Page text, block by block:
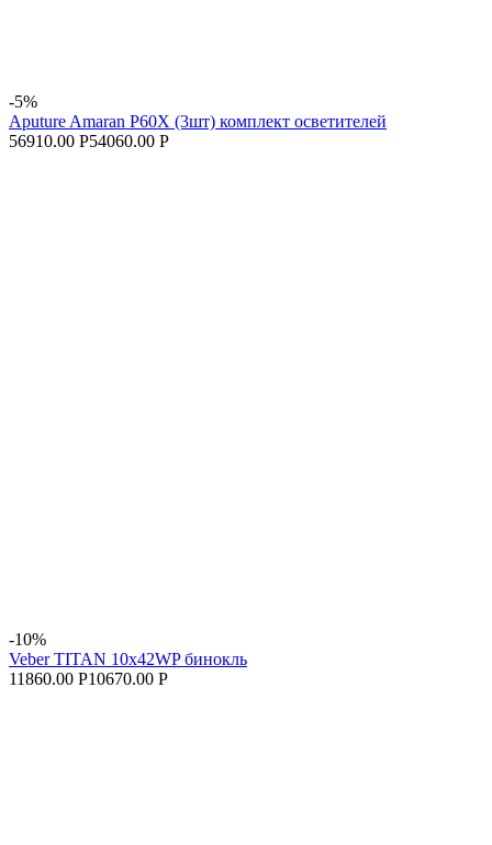
-5%
Aputure Amaran P60X (3шт) комплект осветителей
56910.00 Р54060.00 Р
-10%
Veber TITAN 10x42WP бинокль
11860.00 Р10670.00 Р